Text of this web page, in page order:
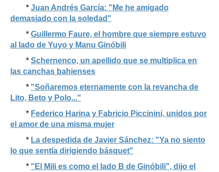
* Juan Andrés García: "Me he amigado
demasiado con la soledad"
* Guillermo Faure, el hombre que siempre estuvo
al lado de Yuyo y Manu Ginóbili
* Schernenco, un apellido que se multiplica en
las canchas bahienses
* "Soñaremos eternamente con la revancha de
Lito, Beto y Polo..."
* Federico Harina y Fabricio Piccinini, unidos por
el amor de una misma mujer
* La despedida de Javier Sánchez: "Ya no siento
lo que sentía dirigiendo básquet"
* "El Mili es como el lado B de Ginóbili", dijo el